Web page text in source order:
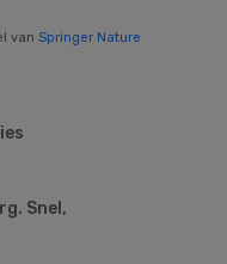
van Springer Nature
Snel,